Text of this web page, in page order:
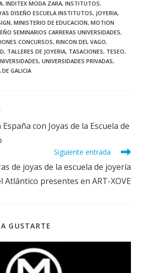
, INDITEX MODA ZARA, INSTITUTOS,
DISEÑO ESCUELA INSTITUTOS, JOYERIA,
, MINISTERIO DE EDUCACION, MOTION
SEMINARIOS CARRERAS UNIVERSIDADES,
CONCURSOS, RINCON DEL VAGO,
, TALLERES DE JOYERIA, TASACIONES, TESEO,
, UNIVERSIDADES PRIVADAS,
GALICIA
con Joyas de la Escuela de
Siguiente entrada
de joyas de la escuela de joyería
Atlántico presentes en ART-XOVE
GUSTARTE